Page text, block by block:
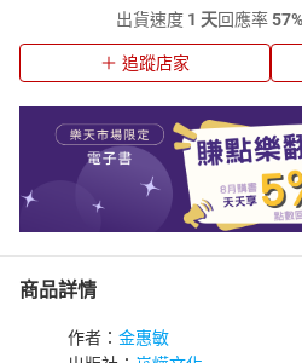
出貨速度 1 天回應率57%
追蹤店家
商品詳情
作者： 金惠敏